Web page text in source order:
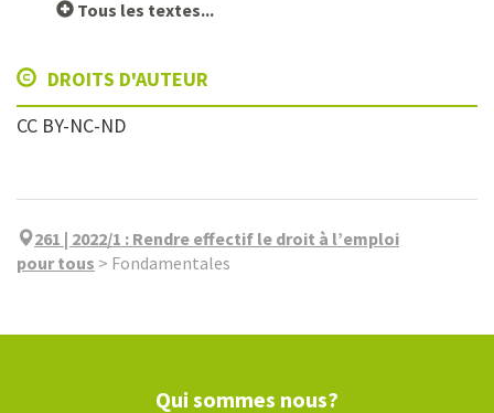
Tous les textes...
DROITS D'AUTEUR
CC BY-NC-ND
261 | 2022/1 : Rendre effectif le droit à l’emploi
pour tous > Fondamentales
Qui sommes nous?